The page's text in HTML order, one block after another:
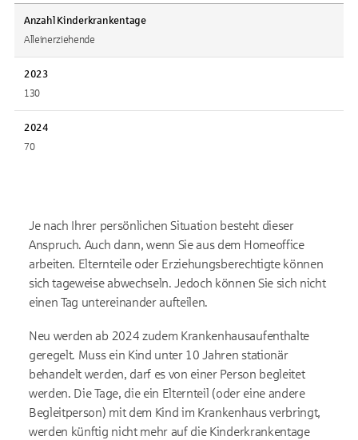
Anzahl Kinderkrankentage
Alleinerziehende
2023
130
2024
70
Je nach Ihrer persönlichen Situation besteht dieser
Anspruch. Auch dann, wenn Sie aus dem Homeoffice
arbeiten. Elternteile oder Erziehungsberechtigte können
sich tageweise abwechseln. Jedoch können Sie sich nicht
einen Tag untereinander aufteilen.
Neu werden ab 2024 zudem Krankenhausaufenthalte
geregelt. Muss ein Kind unter 10 Jahren stationär
behandelt werden, darf es von einer Person begleitet
werden. Die Tage, die ein Elternteil (oder eine andere
Begleitperson) mit dem Kind im Krankenhaus verbringt,
werden künftig nicht mehr auf die Kinderkrankentage